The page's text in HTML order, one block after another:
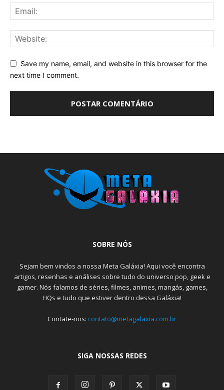
Save my name, email, and website in this browser for the
next time I comment.
SOBRE NÓS
Sejam bem vindos a nossa Meta Galáxia! Aqui você encontra
artigos, resenhas e análises sobre tudo do universo pop, geek e
gamer. Nós falamos de séries, filmes, animes, mangás, games,
HQs e tudo que estiver dentro dessa Galáxia!
Contate-nos: contato@metagalaxia.com.br
SIGA NOSSAS REDES